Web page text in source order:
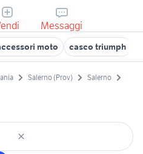
Messaggi
moto casco triumph
Salerno (Prov)
Salerno